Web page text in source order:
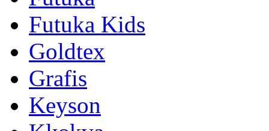
Futuka Kids
Goldtex
Grafis
Keyson